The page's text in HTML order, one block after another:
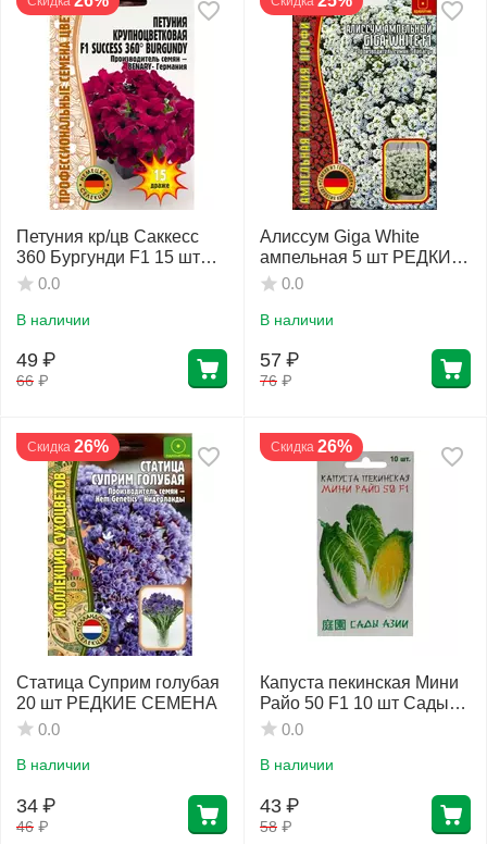
Петуния кр/цв Саккесс
360 Бургунди F1 15 шт
РЕДКИЕ СЕМЕНА
0.0
В наличии
66 ₽
49 ₽
Алиссум Giga White
ампельная 5 шт РЕДКИЕ
СЕМЕНА
0.0
В наличии
76 ₽
57 ₽
Скидка 26%
Статица Суприм голубая
20 шт РЕДКИЕ СЕМЕНА
0.0
В наличии
46 ₽
34 ₽
Скидка 26%
Капуста пекинская Мини
Райо 50 F1 10 шт Сады
Азии
0.0
В наличии
58 ₽
43 ₽